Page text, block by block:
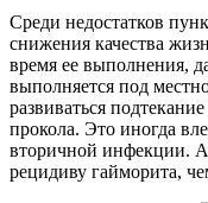
Среди недостатков
снижения качества
время ее выполнения,
выполняется под
развиваться
прокола. Это иногда
вторичной инфекции. А
рецидиву гайморита,